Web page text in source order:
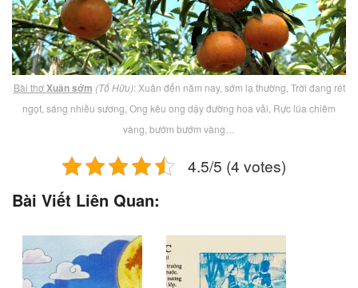
Bài thơXuân sớm (Tố Hữu): Xuân đến năm nay, sớm lạ thường, Trời đang rét
ngọt, sáng nhiều sương, Ong kêu ong dậy đường hoa vải, Rực lúa chiêm
vàng, bướm bướm vàng…
4.5/5 (4 votes)
Bài Viết Liên Quan: